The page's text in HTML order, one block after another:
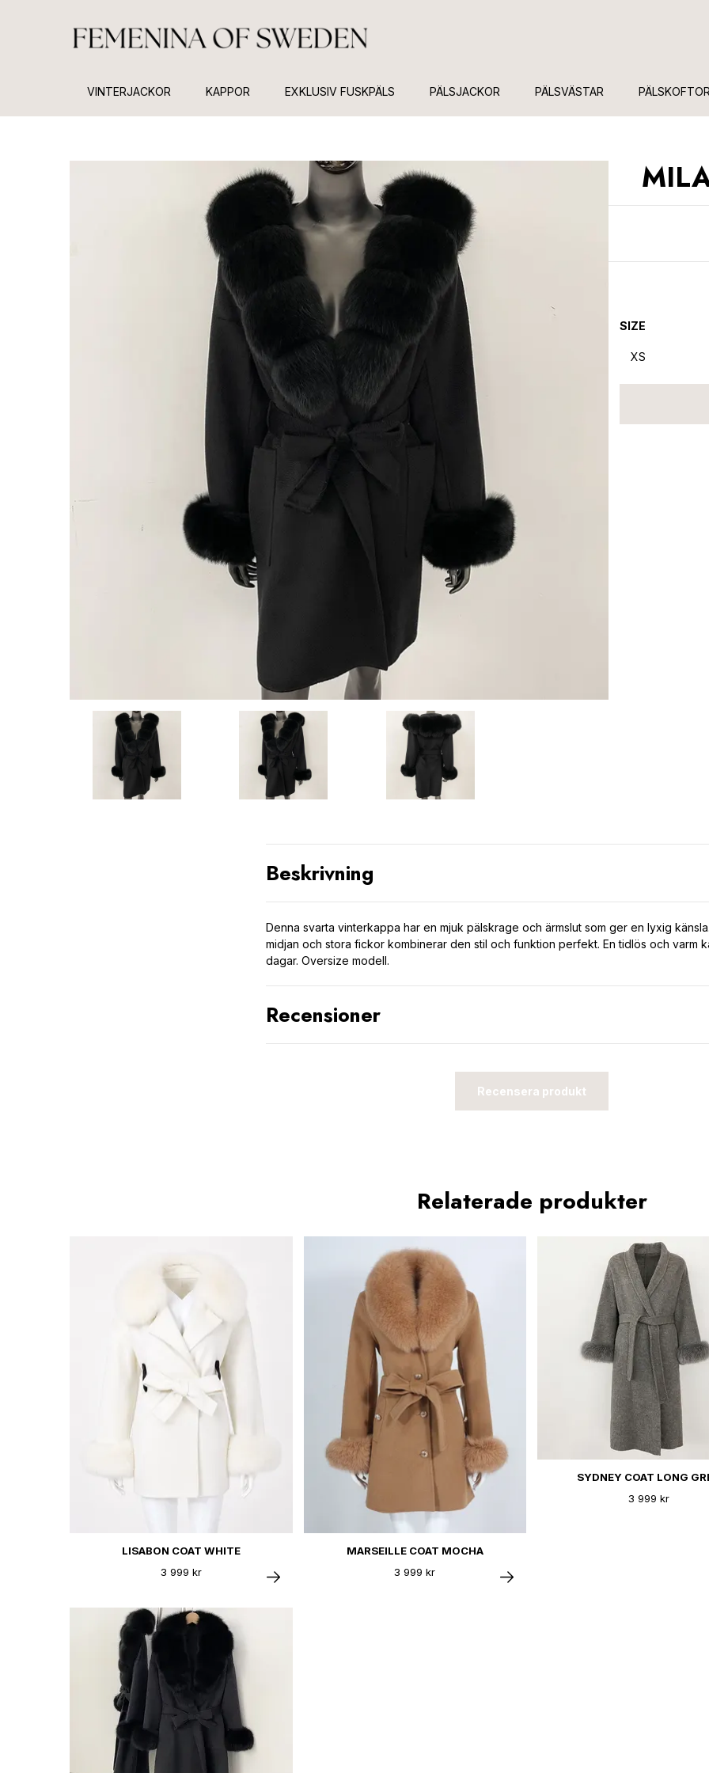
VINTERJACKOR KAPPOR EXKLUSIV FUSKPÄLS PÄLSJACKOR PÄLSVÄSTAR PÄLSKOFTOR
SIZE
Beskrivning
Denna svarta vinterkappa har en mjuk pälskrage och ärmslut som ger en lyxig
midjan och stora fickor kombinerar den stil och funktion perfekt. En tidlös och varm
dagar. Oversize modell.
Recensioner
Recensera produkt
Relaterade produkter
LISABON COAT WHITE
3 999 kr
MARSEILLE COAT MOCHA
3 999 kr
SYDNEY COAT LONG
3 999 kr